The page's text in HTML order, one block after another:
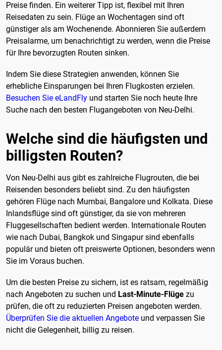
Preise finden. Ein weiterer Tipp ist, flexibel mit Ihren
Reisedaten zu sein. Flüge an Wochentagen sind oft
günstiger als am Wochenende. Abonnieren Sie außerdem
Preisalarme, um benachrichtigt zu werden, wenn die Preise
für Ihre bevorzugten Routen sinken.
Indem Sie diese Strategien anwenden, können Sie
erhebliche Einsparungen bei Ihren Flugkosten erzielen.
Besuchen Sie eLandFly und starten Sie noch heute Ihre
Suche nach den besten Flugangeboten von Neu-Delhi.
Welche sind die häufigsten und
billigsten Routen?
Von Neu-Delhi aus gibt es zahlreiche Flugrouten, die bei
Reisenden besonders beliebt sind. Zu den häufigsten
gehören Flüge nach Mumbai, Bangalore und Kolkata. Diese
Inlandsflüge sind oft günstiger, da sie von mehreren
Fluggesellschaften bedient werden. Internationale Routen
wie nach Dubai, Bangkok und Singapur sind ebenfalls
populär und bieten oft preiswerte Optionen, besonders wenn
Sie im Voraus buchen.
Um die besten Preise zu sichern, ist es ratsam, regelmäßig
nach Angeboten zu suchen und Last-Minute-Flüge zu
prüfen, die oft zu reduzierten Preisen angeboten werden.
Überprüfen Sie die aktuellen Angebote und verpassen Sie
nicht die Gelegenheit, billig zu reisen.